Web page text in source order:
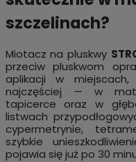
szczelinach?
Miotacz na pluskwy
przeciw pluskwom
aplikacji w
najczęściej — w
tapicerce oraz w
listwach
cypermetrynie,
szybkie
pojawia się już po 30